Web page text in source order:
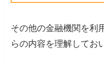
その他の金融機関を利
らの内容を理解してお